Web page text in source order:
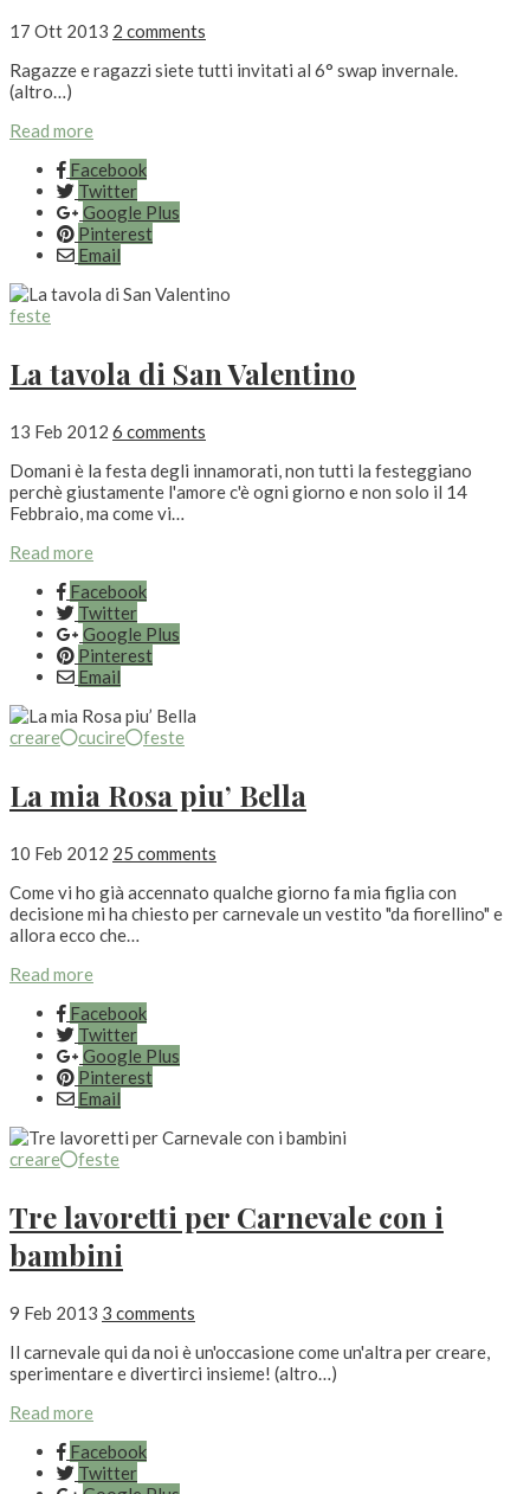
17 Ott 2013 2 comments
Ragazze e ragazzi siete tutti invitati al 6° swap invernale.
(altro…)
Read more
Facebook
Twitter
Google Plus
Pinterest
Email
feste
La tavola di San Valentino
13 Feb 2012 6 comments
Domani è la festa degli innamorati, non tutti la festeggiano
perchè giustamente l'amore c'è ogni giorno e non solo il 14
Febbraio, ma come vi…
Read more
Facebook
Twitter
Google Plus
Pinterest
Email
creare cucire feste
La mia Rosa piu’ Bella
10 Feb 2012 25 comments
Come vi ho già accennato qualche giorno fa mia figlia con
decisione mi ha chiesto per carnevale un vestito "da fiorellino" e
allora ecco che…
Read more
Facebook
Twitter
Google Plus
Pinterest
Email
creare feste
Tre lavoretti per Carnevale con i
bambini
9 Feb 2013 3 comments
Il carnevale qui da noi è un'occasione come un'altra per creare,
sperimentare e divertirci insieme! (altro…)
Read more
Facebook
Twitter